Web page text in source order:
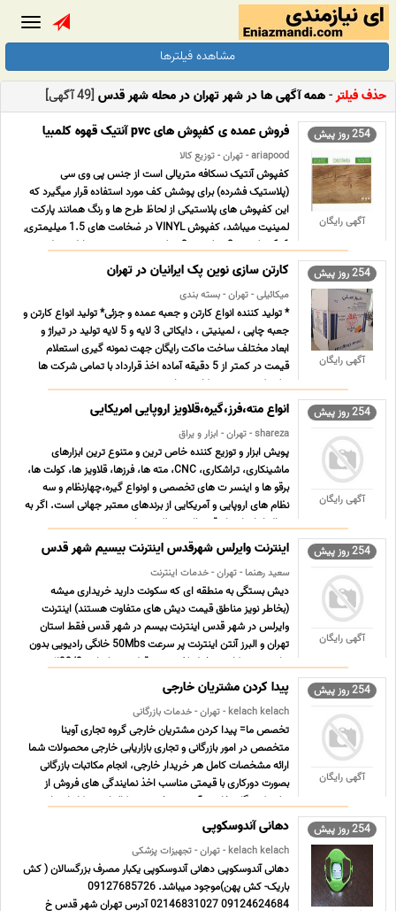
مشاهده فیلترها
حذف فیلتر-همه آگهی ها در شهر تهران در محله شهر قدس [49 آگهی]
254 روز پیش
آگهی رایگان
فروش عمده ی کفپوش های pvc آنتیک قهوه کلمبیا
ariapood - تهران - توزیع کالا
کفپوش آنتیک نسکافه متریالی است از جنس پی وی سی
(پلاستیک فشرده) برای پوشش کف مورد استفاده قرار میگیرد که
این کفپوش های پلاستیکی از لحاظ طرح ها و رنگ همانند پارکت
لمینیت میباشد، کفپوش VINYL در ضخامت های 1.5 میلیمتری,
1.6 میلیمتر, 2 میلیمتر, 3 میلیمتر و … به صورت تایل و رول در
بازار ... ...
254 روز پیش
آگهی رایگان
کارتن سازی نوین پک ایرانیان در تهران
میکائیلی - تهران - بسته بندی
* تولید کننده انواع کارتن و جعبه عمده و جزئی* تولید انواع کارتن و
جعبه چاپی ، لمینیتی ، دایکاتی 3 لایه و 5 لایه تولید در تیراژ و
ابعاد مختلف ساخت ماکت رایگان جهت نمونه گیری استعلام
قیمت در کمتر از 5 دقیقه آماده اخذ قرارداد با تمامی شرکت ها
تولید کننده جعبه و کارتن سازی در ته ... ...
254 روز پیش
آگهی رایگان
انواع مته،فرز،گیره،قلاویز اروپایی امریکایی
shareza - تهران - ابزار و یراق
پویش ابزار و توزیع کننده خاص ترین و متنوع ترین ابزارهای
ماشینکاری، تراشکاری، CNC، مته ها، فرزها، قلاویز ها، کولت ها،
برقو ها و اینسر ت های تخصصی و اونواع گیره،چهارنظام و سه
نظام های اروپایی و آمریکایی از برندهای معتبر جهانی است. اگر به
دنبال ابزارهای با دقت بالا و عملکرد مداوم ه ... ...
254 روز پیش
آگهی رایگان
اینترنت وایرلس شهرقدس اینترنت بیسیم شهر قدس
سعید رهنما - تهران - خدمات اینترنت
دیش بستگی به منطقه ای که سکونت دارید خریداری میشه
(بخاطر نویز مناطق قیمت دیش های متفاوت هستند) اینترنت
وایرلس در شهر قدس اینترنت بیسم در شهر قدس فقط استان
تهران و البرز آنتن اینترنت پر سرعت 50Mbs خانگی رادیویی بدون
نیاز به سیم کارت و خط تلفن بدون قطعی و پایداری 99/9٪ بدون
نیاز به ... ...
254 روز پیش
آگهی رایگان
پیدا کردن مشتریان خارجی
kelach kelach - تهران - خدمات بازرگانی
تخصص ما= پیدا کردن مشتریان خارجی گروه تجاری آوینا
متخصص در امور بازرگانی و تجاری بازاریابی خارجی محصولات شما
ارائه مشخصات کامل هر خریدار خارجی، انجام مکاتبات بازرگانی
بصورت دورکاری با قیمتی مناسب اخذ نمایندگی های فروش از
تولید کنندگان خارجی آموزش تخصصی مکالمات و مکاتبات باز ...
...
254 روز پیش دهانی آندوسکوپی
kelach kelach - تهران - تجهیزات پزشکی
دهانی آندوسکوپی دهانی آندوسکوپی یکبار مصرف بزرگسالان ( کش
باریک- کش پهن)موجود میباشد. 09127685726
09124624684 02146831027 آدرس تهران شهر قدس خ